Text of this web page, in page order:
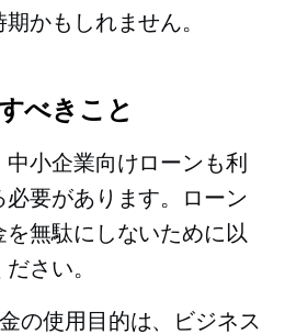
かもしれません。
べきこと
小企業向けローンも利
要があります。ローン
無駄にしないために以
さい。
の使用目的は、ビジネス